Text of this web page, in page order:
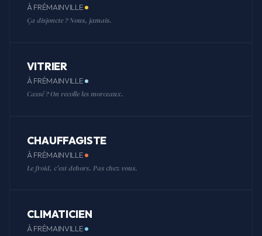
À FRÉMAINVILLE
Ça disjoncte ? Nous, jamais.
VITRIER
À FRÉMAINVILLE
Cassé ? On recolle les morceaux.
CHAUFFAGISTE
À FRÉMAINVILLE
Le froid, c'est dehors. Pas chez vous.
CLIMATICIEN
À FRÉMAINVILLE